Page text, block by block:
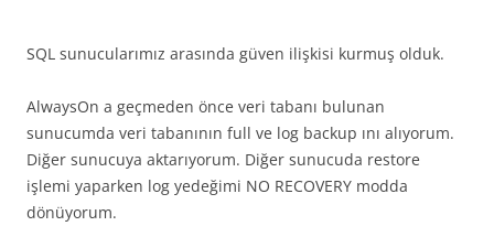
SQL sunucularımız arasında güven ilişkisi kurmuş olduk.
AlwaysOn a geçmeden önce veri tabanı bulunan
sunucumda veri tabanının full ve log backup ını alıyorum.
Diğer sunucuya aktarıyorum. Diğer sunucuda restore
işlemi yaparken log yedeğimi NO RECOVERY modda
dönüyorum.